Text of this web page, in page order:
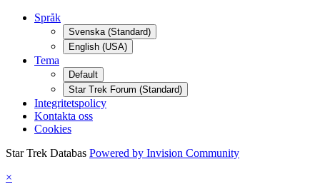
Språk
Svenska (Standard)
English (USA)
Tema
Default
Star Trek Forum (Standard)
Integritetspolicy
Kontakta oss
Cookies
Star Trek Databas Powered by Invision Community
×